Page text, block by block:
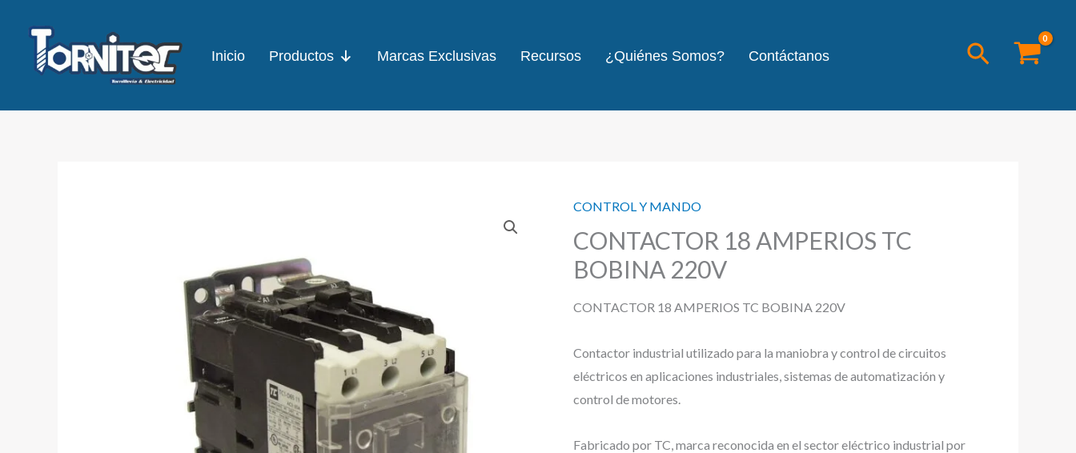
contenido
Inicio Productos Marcas Exclusivas Recursos ¿Quiénes Somos? Contáctanos Buscar
CONTROL Y MANDO
CONTACTOR 18 AMPERIOS TC
BOBINA 220V
CONTACTOR 18 AMPERIOS TC BOBINA 220V
Contactor industrial utilizado para la maniobra y control de circuitos
eléctricos en aplicaciones industriales, sistemas de automatización y
control de motores.
Fabricado por TC, marca reconocida en el sector eléctrico industrial por